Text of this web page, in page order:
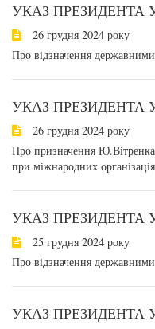
УКАЗ ПРЕЗИДЕНТА
26 грудня 2024 року
Про відзначення
УКАЗ ПРЕЗИДЕНТА
26 грудня 2024 року
Про призначення
при міжнародних
УКАЗ ПРЕЗИДЕНТА
25 грудня 2024 року
Про відзначення
УКАЗ ПРЕЗИДЕНТА